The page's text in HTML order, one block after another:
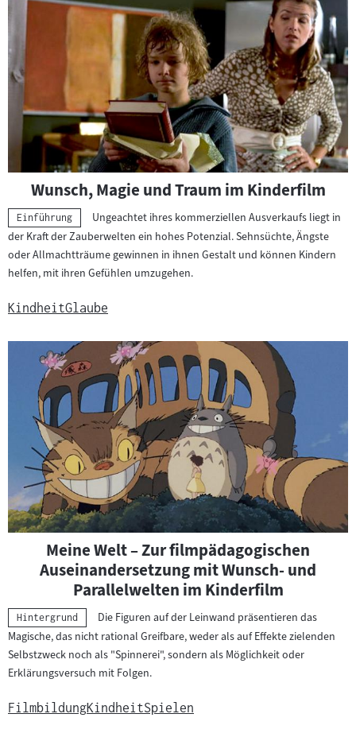
Wunsch, Magie und Traum im Kinderfilm
Kategorie:
Einführung
Ungeachtet ihres kommerziellen Ausverkaufs liegt in
der Kraft der Zauberwelten ein hohes Potenzial. Sehnsüchte, Ängste
oder Allmachtträume gewinnen in ihnen Gestalt und können Kindern
helfen, mit ihren Gefühlen umzugehen.
KindheitGlaube
Meine Welt – Zur filmpädagogischen
Auseinandersetzung mit Wunsch- und
Parallelwelten im Kinderfilm
Kategorie:
Hintergrund
Die Figuren auf der Leinwand präsentieren das
Magische, das nicht rational Greifbare, weder als auf Effekte zielenden
Selbstzweck noch als "Spinnerei", sondern als Möglichkeit oder
Erklärungsversuch mit Folgen.
FilmbildungKindheitSpielen